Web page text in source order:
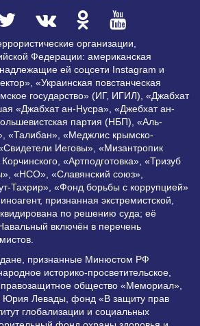
организации,
Федерации: американская
ей соцсети Instagram и
«Украинская повстанческая
государство» (ИГ, ИГИЛ), «Джабхат
«Джабхат ан-Нусра», «Джебхат ан-
партия (НБП), «Аль-
«Талибан», «Меджлис крымско-
Иеговы», «Мизантропик
«Артподготовка», «Тризуб
«НСО», «Славянский союз»,
Тахрир», «Фонд борьбы с коррупцией»
признанная экстремистской,
по решению суда; её
включён в перечень
признанные Минюстом РФ
историко-просветительское,
правозащитное общество «Мемориал»,
Юрия Левады, фонд «В защиту прав
глобализации и социальных